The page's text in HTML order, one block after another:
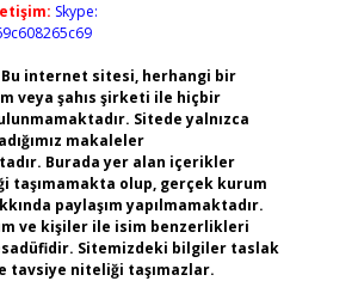
Skype:
Bu internet sitesi, herhangi bir
veya şahıs şirketi ile hiçbir
Sitede yalnızca
makaleler
Burada yer alan içerikler
taşımamakta olup, gerçek kurum
paylaşım yapılmamaktadır.
ve kişiler ile isim benzerlikleri
Sitemizdeki bilgiler taslak
tavsiye niteliği taşımazlar.